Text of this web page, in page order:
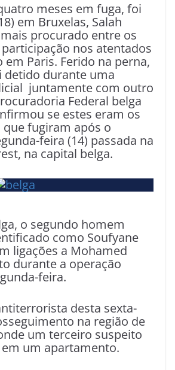
meses em fuga, foi
em Bruxelas, Salah
procurado entre os
nos atentados
Paris. Ferido na perna,
detido durante uma
juntamente com outro
Federal belga
se estes eram os
fugiram após o
feira (14) passada na
na capital belga.
o segundo homem
como Soufyane
ligações a Mohamed
durante a operação
feira.
desta sexta-
na região de
um terceiro suspeito
um apartamento.